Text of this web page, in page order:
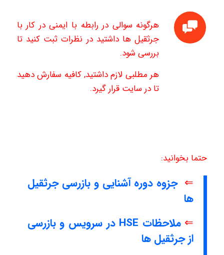
هرگونه سوالی در رابطه با ایمنی در کار با
جرثقیل ها داشتید در نظرات ثبت کنید تا
بررسی شود.
هر مطلبی لازم داشتید, کافیه سفارش دهید
تا در سایت قرار گیرد.
حتما بخوانید:
⇐ جزوه دوره آشنایی و بازرسی جرثقیل
ها
⇐
ملاحظات HSE در سرویس و بازرسی
از جرثقیل ها